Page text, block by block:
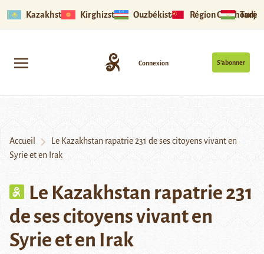
Kazakhstan Kirghizstan Ouzbékistan Région Ouïghoure
S’abonner
Connexion
Accueil
Le Kazakhstan rapatrie 231 de ses citoyens vivant en
Syrie et en Irak
Le Kazakhstan rapatrie 231
de ses citoyens vivant en
Syrie et en Irak